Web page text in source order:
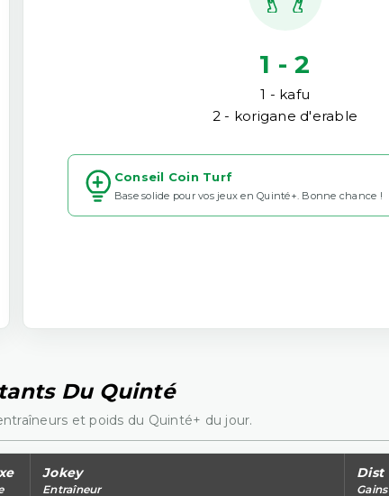
1 - 2
1 - kafu
2 - korigane d'erable
Conseil Coin Turf
Base solide pour vos jeux en Quinté+. Bonne chance !
Du Quinté
et poids du Quinté+ du jour.
Jokey
Entraîneur
Dist
Gains